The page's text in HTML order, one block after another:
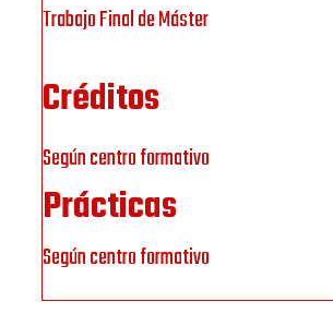
Trabajo Final de Máster
Créditos
Según centro formativo
Prácticas
Según centro formativo